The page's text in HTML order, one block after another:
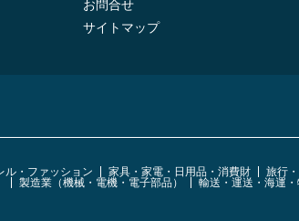
お問合せ
サイトマップ
ル・ファッション 家具・家電・日用品・消費財 旅行
製造業（機械・電機・電子部品） 輸送・運送・海運